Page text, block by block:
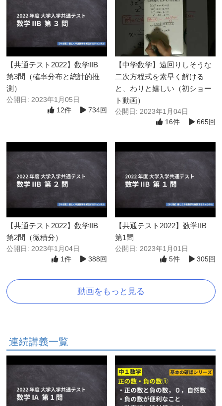
【共通テスト2022】数学IIB
第3問（確率分布と統計的推
測）
公開日: 2023年1月05日
734回
12件
【中学数学】遠回りしそうな
二次方程式を素早く解ける
と、わりと嬉しい（初ショー
ト動画）
公開日: 2023年1月04日
665回
16件
【共通テスト2022】数学IIB
第2問（微積分）
公開日: 2023年1月04日
388回
1件
【共通テスト2022】数学IIB
第1問
公開日: 2023年1月01日
305回
5件
動画をもっと見る
連続講義一覧